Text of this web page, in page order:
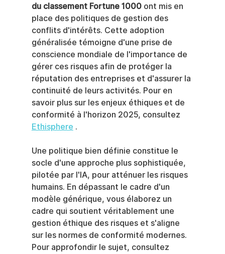
du classement Fortune 1000 ont mis en
place des politiques de gestion des
conflits d'intérêts. Cette adoption
généralisée témoigne d'une prise de
conscience mondiale de l'importance de
gérer ces risques afin de protéger la
réputation des entreprises et d'assurer la
continuité de leurs activités. Pour en
savoir plus sur les enjeux éthiques et de
conformité à l'horizon 2025, consultez
Ethisphere .
Une politique bien définie constitue le
socle d'une approche plus sophistiquée,
pilotée par l'IA, pour atténuer les risques
humains. En dépassant le cadre d'un
modèle générique, vous élaborez un
cadre qui soutient véritablement une
gestion éthique des risques et s'aligne
sur les normes de conformité modernes.
Pour approfondir le sujet, consultez